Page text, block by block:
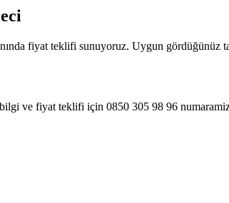
fiyat teklifi sunuyoruz. Uygun gördüğünüz
ve fiyat teklifi için 0850 305 98 96